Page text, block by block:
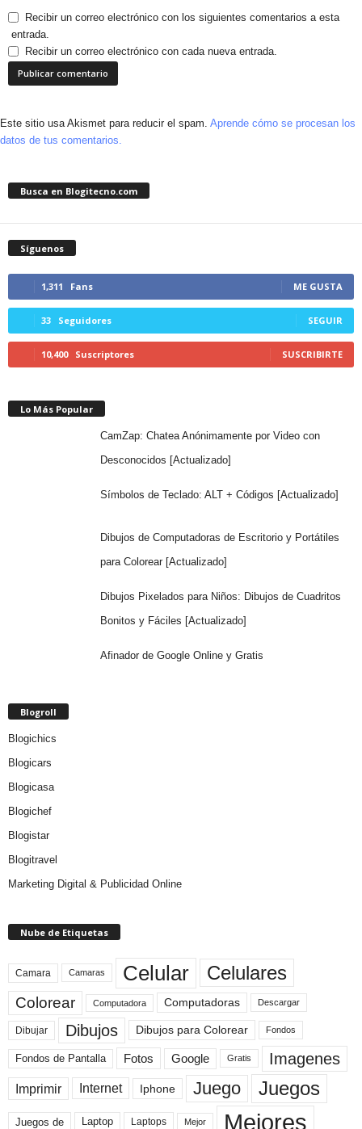
Recibir un correo electrónico con los siguientes comentarios a esta
entrada.
Recibir un correo electrónico con cada nueva entrada.
Este sitio usa Akismet para reducir el spam. Aprende cómo se procesan los
datos de tus comentarios.
Busca en Blogitecno.com
Síguenos
1,311 Fans ME GUSTA
33 Seguidores SEGUIR
10,400 Suscriptores SUSCRIBIRTE
Lo Más Popular
CamZap: Chatea Anónimamente por Video con
Desconocidos [Actualizado]
Símbolos de Teclado: ALT + Códigos [Actualizado]
Dibujos de Computadoras de Escritorio y Portátiles
para Colorear [Actualizado]
Dibujos Pixelados para Niños: Dibujos de Cuadritos
Bonitos y Fáciles [Actualizado]
Afinador de Google Online y Gratis
Blogroll
Blogichics
Blogicars
Blogicasa
Blogichef
Blogistar
Blogitravel
Marketing Digital & Publicidad Online
Nube de Etiquetas
Camara Camaras Celular Celulares
Colorear Computadora Computadoras Descargar
Dibujar Dibujos Dibujos para Colorear Fondos
Fondos de Pantalla Fotos Google Gratis Imagenes
Imprimir Internet Iphone Juego Juegos
Juegos de Laptop Laptops Mejor Mejores